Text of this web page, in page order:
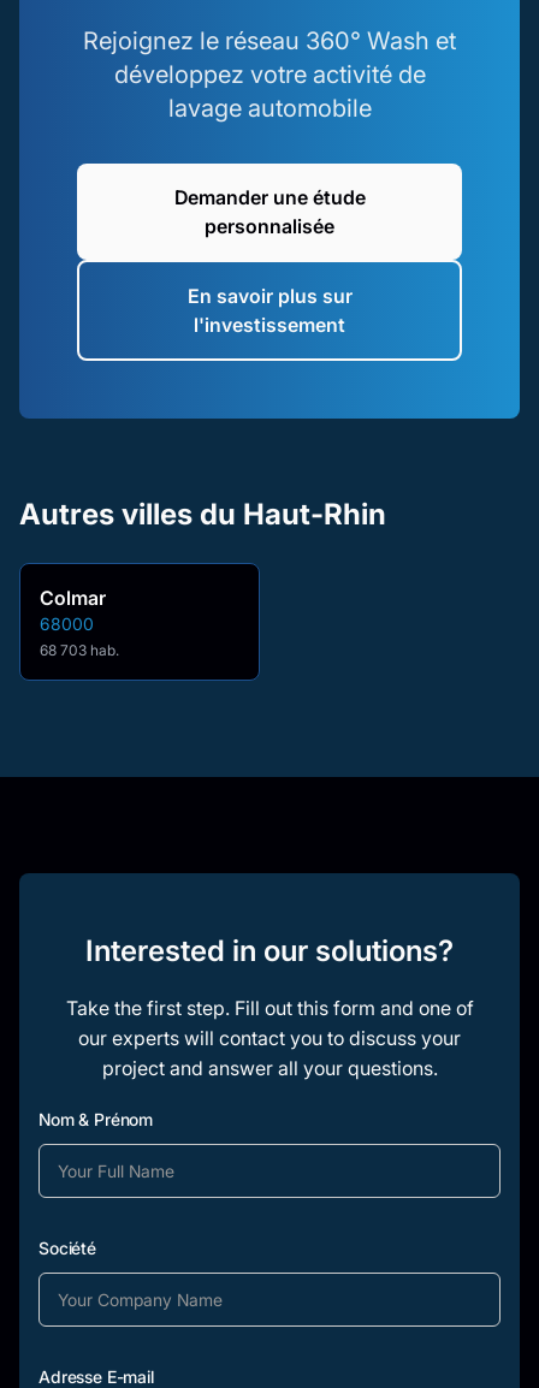
Rejoignez le réseau 360° Wash et
développez votre activité de
lavage automobile
Demander une étude
personnalisée
En savoir plus sur
l'investissement
Autres villes du Haut-Rhin
Colmar
68000
68 703 hab.
Interested in our solutions?
Take the first step. Fill out this form and one of
our experts will contact you to discuss your
project and answer all your questions.
Nom & Prénom
Société
Adresse E-mail